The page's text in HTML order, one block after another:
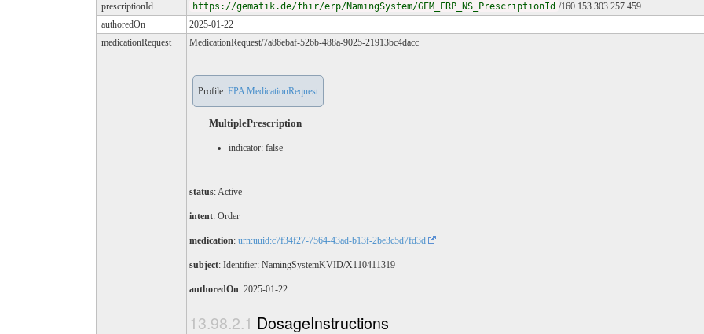
prescriptionId
https://gematik.de/fhir/erp/NamingSystem/GEM_ERP_NS_PrescriptionId /160.153.303.257.459
authoredOn
2025-01-22
medicationRequest
MedicationRequest/7a86ebaf-526b-488a-9025-21913bc4dacc
Profile: EPA MedicationRequest
MultiplePrescription
indicator: false
status: Active
intent: Order
medication: urn:uuid:c7f34f27-7564-43ad-b13f-2be3c5d7fd3d
subject: Identifier: NamingSystemKVID/X110411319
authoredOn: 2025-01-22
DosageInstructions